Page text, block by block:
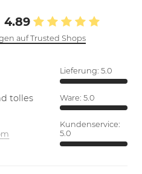
4.89
auf Trusted Shops
tolles
Lieferung: 5.0
Ware: 5.0
Kundenservice:
5.0